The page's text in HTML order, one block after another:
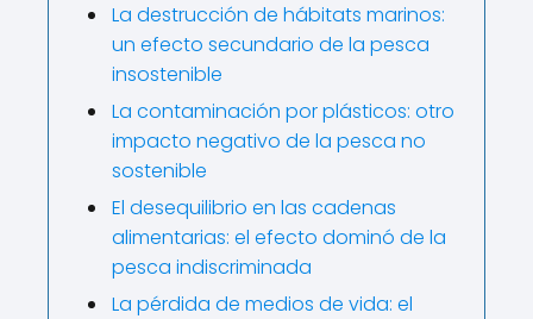
La destrucción de hábitats marinos:
un efecto secundario de la pesca
insostenible
La contaminación por plásticos: otro
impacto negativo de la pesca no
sostenible
El desequilibrio en las cadenas
alimentarias: el efecto dominó de la
pesca indiscriminada
La pérdida de medios de vida: el